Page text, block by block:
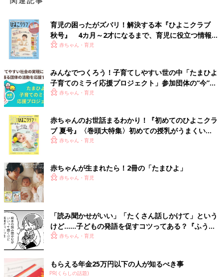
育児の困ったがズバリ！解決する本『ひよこクラブ
秋号』 4カ月～2才になるまで、育児に役立つ情報が
いっぱい！
赤ちゃん・育児
みんなでつくろう！子育てしやすい世の中「たまひよ
子育てのミライ応援プロジェクト」参加団体の“今”を
レポート！
赤ちゃん・育児
赤ちゃんのお世話まるわかり！『初めてのひよこクラ
ブ 夏号』〈巻頭大特集〉初めての授乳がうまくい
く！ おっぱい・ミルクの基本と夏のトラブル 解決テ
赤ちゃん・育児
赤ちゃんが生まれたら！2冊の「たまひよ」
赤ちゃん・育児
「読み聞かせがいい」「たくさん話しかけて」という
けど……子どもの発語を促すコツってある？『ふうふ
う子育て ＃64』
赤ちゃん・育児
もらえる年金25万円以下の人が知るべき事
PR(くらしの話題)